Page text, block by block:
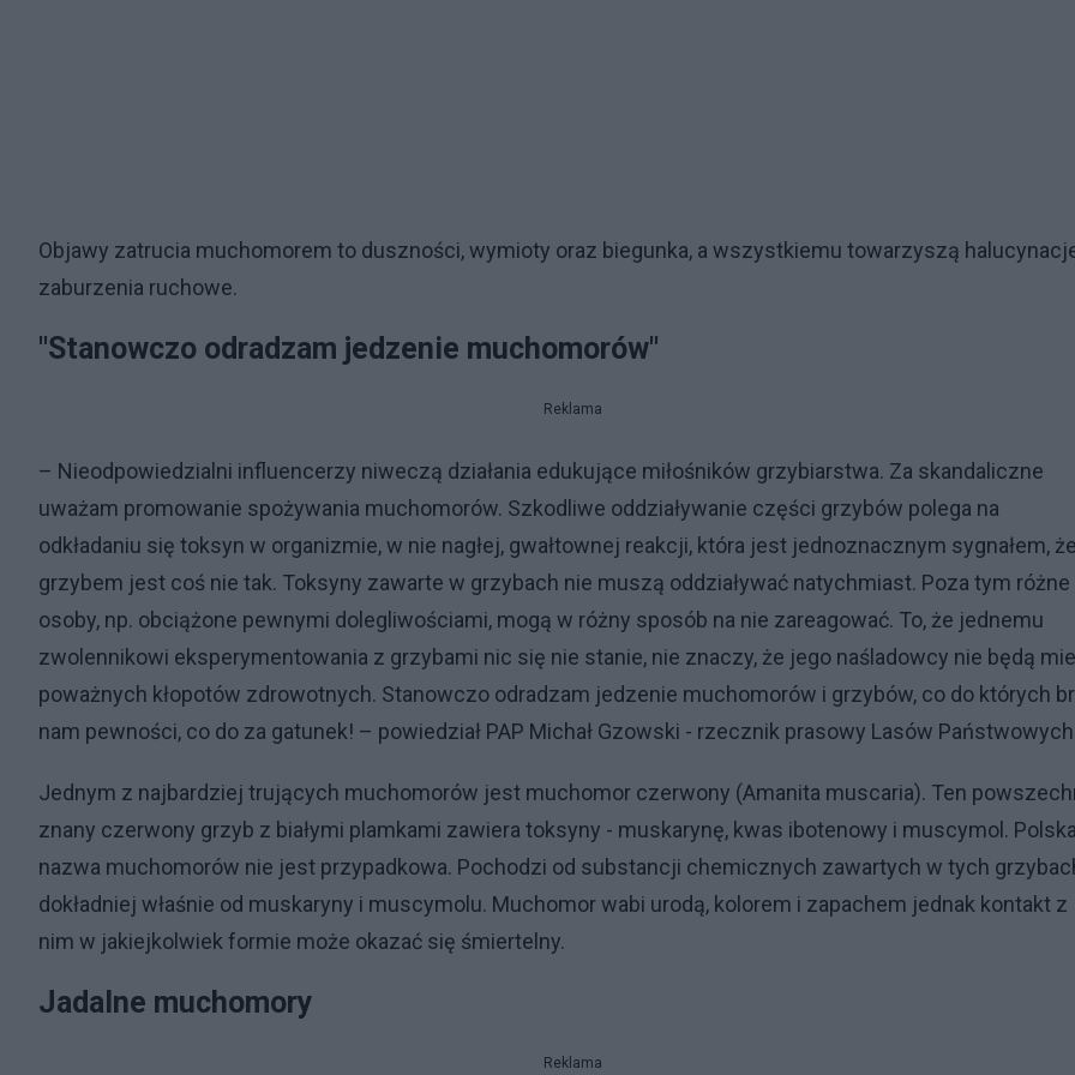
Objawy zatrucia muchomorem to duszności, wymioty oraz biegunka, a wszystkiemu towarzyszą
zaburzenia ruchowe.
"Stanowczo odradzam jedzenie muchomorów"
Reklama
– Nieodpowiedzialni influencerzy niweczą działania edukujące miłośników grzybiarstwa. Za skandaliczne
uważam promowanie spożywania muchomorów. Szkodliwe oddziaływanie części grzybów polega na
odkładaniu się toksyn w organizmie, w nie nagłej, gwałtownej reakcji, która jest jednoznacznym sygnałem,
grzybem jest coś nie tak. Toksyny zawarte w grzybach nie muszą oddziaływać natychmiast. Poza tym różne
osoby, np. obciążone pewnymi dolegliwościami, mogą w różny sposób na nie zareagować. To, że jednemu
zwolennikowi eksperymentowania z grzybami nic się nie stanie, nie znaczy, że jego naśladowcy nie będą
poważnych kłopotów zdrowotnych. Stanowczo odradzam jedzenie muchomorów i grzybów, co do których
nam pewności, co do za gatunek! – powiedział PAP Michał Gzowski - rzecznik prasowy Lasów
Jednym z najbardziej trujących muchomorów jest muchomor czerwony (Amanita muscaria). Ten
znany czerwony grzyb z białymi plamkami zawiera toksyny - muskarynę, kwas ibotenowy i muscymol.
nazwa muchomorów nie jest przypadkowa. Pochodzi od substancji chemicznych zawartych w tych
dokładniej właśnie od muskaryny i muscymolu. Muchomor wabi urodą, kolorem i zapachem jednak kontakt z
nim w jakiejkolwiek formie może okazać się śmiertelny.
Jadalne muchomory
Reklama